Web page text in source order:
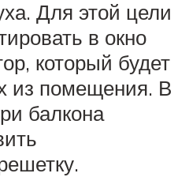
Для этой цели
в окно
который будет
из помещения. В
балкона